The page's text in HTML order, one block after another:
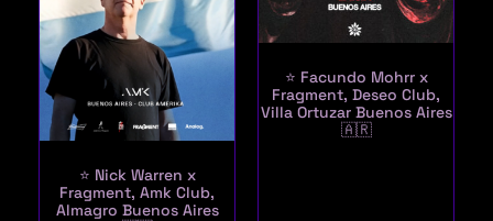
⭐ Nick Warren x
Fragment, Amk Club,
Almagro Buenos Aires
⭐ Facundo Mohrr x
Fragment, Deseo Club,
Villa Ortuzar Buenos Aires
🇦🇷